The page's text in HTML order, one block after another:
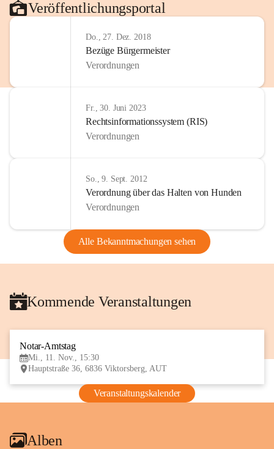
Veröffentlichungsportal
Do., 27. Dez. 2018
Bezüge Bürgermeister
Verordnungen
Fr., 30. Juni 2023
Rechtsinformationssystem (RIS)
Verordnungen
So., 9. Sept. 2012
Verordnung über das Halten von Hunden
Verordnungen
Alle Bekanntmachungen sehen
Kommende Veranstaltungen
Notar-Amtstag
Mi., 11. Nov., 15:30
Hauptstraße 36, 6836 Viktorsberg, AUT
Veranstaltungskalender
Alben